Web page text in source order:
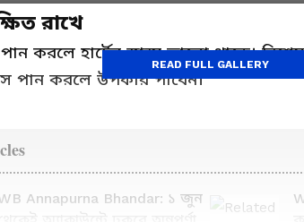
রাখে
করলে হার্টের স্বাস্থ্য ভালো থাকে।
পান করলে উপকার পাবেন।
Annapurna Bhandar: ১ জুন
READ FULL GALLERY